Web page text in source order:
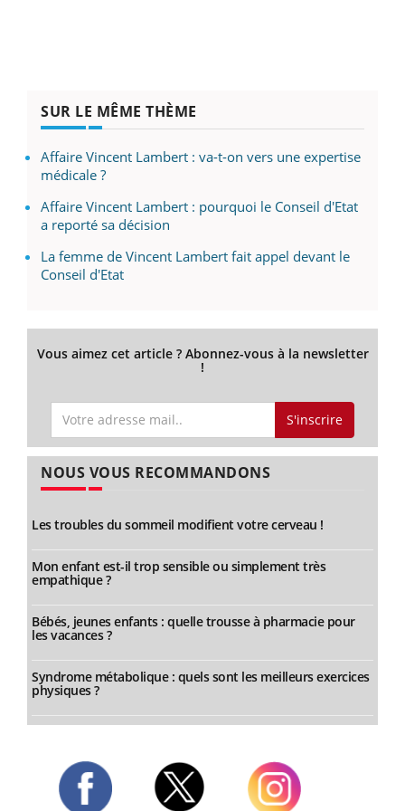
SUR LE MÊME THÈME
Affaire Vincent Lambert : va-t-on vers une expertise
médicale ?
Affaire Vincent Lambert : pourquoi le Conseil d'Etat
a reporté sa décision
La femme de Vincent Lambert fait appel devant le
Conseil d'Etat
Vous aimez cet article ? Abonnez-vous à la newsletter
!
S'inscrire
NOUS VOUS RECOMMANDONS
Les troubles du sommeil modifient votre cerveau !
Mon enfant est-il trop sensible ou simplement très
empathique ?
Bébés, jeunes enfants : quelle trousse à pharmacie pour
les vacances ?
Syndrome métabolique : quels sont les meilleurs exercices
physiques ?